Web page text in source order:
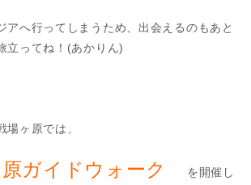
アへ行ってしまうため、出会えるのもあと
立ってね！(あかりん)
場ヶ原では、
原ガイドウォーク
を開催し